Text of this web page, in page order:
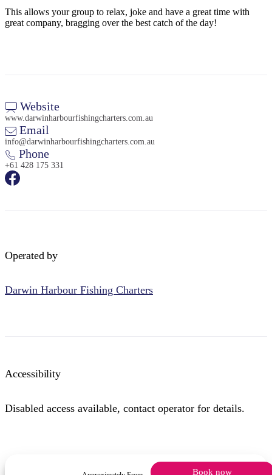
Sign
up
This allows your group to relax, joke and have a great time with
great company, bragging over the best catch of the day!
Website
www.darwinharbourfishingcharters.com.au
Email
info@darwinharbourfishingcharters.com.au
Phone
+61 428 175 331
Operated by
Darwin Harbour Fishing Charters
Accessibility
Disabled access available, contact operator for details.
Book now